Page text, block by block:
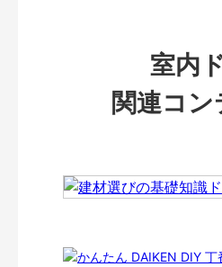
室内
関連コ